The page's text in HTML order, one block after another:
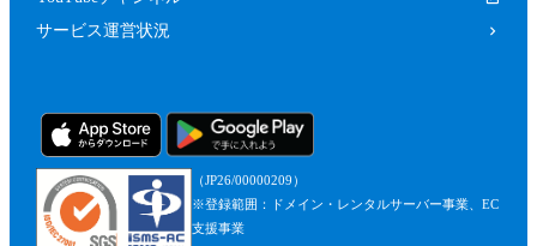
サービス運営状況
（JP26/00000209）
※登録範囲：ドメイン・レンタルサーバー事業、EC
支援事業